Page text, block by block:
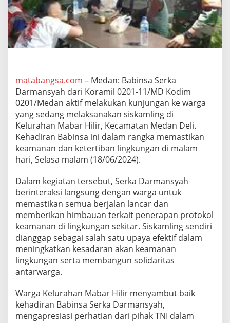
a
M
a
k
n
a
k
a
n
S
i
s
k
a
l
i
g
d
i
W
i
l
a
h
K
e
l
matabangsa.com – Medan: Babinsa Serka
Darmansyah dari Koramil 0201-11/MD Kodim
0201/Medan aktif melakukan kunjungan ke warga
yang sedang melaksanakan siskamling di
Kelurahan Mabar Hilir, Kecamatan Medan Deli.
Kehadiran Babinsa ini dalam rangka memastikan
keamanan dan ketertiban lingkungan di malam
hari, Selasa malam (18/06/2024).
Dalam kegiatan tersebut, Serka Darmansyah
berinteraksi langsung dengan warga untuk
memastikan semua berjalan lancar dan
memberikan himbauan terkait penerapan protokol
keamanan di lingkungan sekitar. Siskamling sendiri
dianggap sebagai salah satu upaya efektif dalam
meningkatkan kesadaran akan keamanan
lingkungan serta membangun solidaritas
antarwarga.
Warga Kelurahan Mabar Hilir menyambut baik
kehadiran Babinsa Serka Darmansyah,
mengapresiasi perhatian dari pihak TNI dalam